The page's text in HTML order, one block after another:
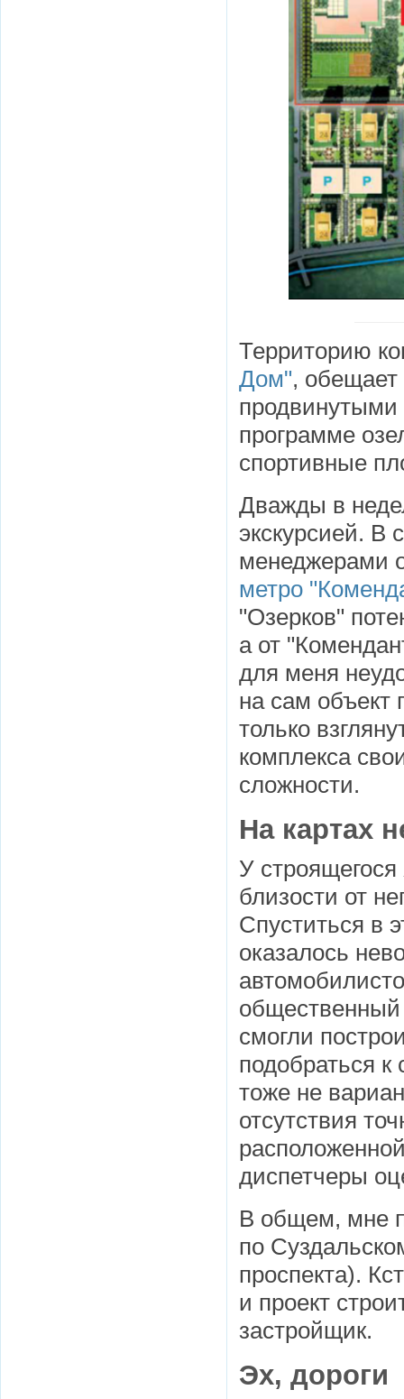
Территорию
Дом", обещает
продвинутыми
программе
спортивные
Дважды в
экскурсией. В
менеджерами
метро
"Озерков"
а от
для меня
на сам объект
только
комплекса
сложности.
На картах
У
близости от
Спуститься в
оказалось
общественный
смогли
подобраться к
тоже не
отсутствия
диспетчеры
В общем, мне
по
проспекта).
и проект
застройщик.
Эх, дороги